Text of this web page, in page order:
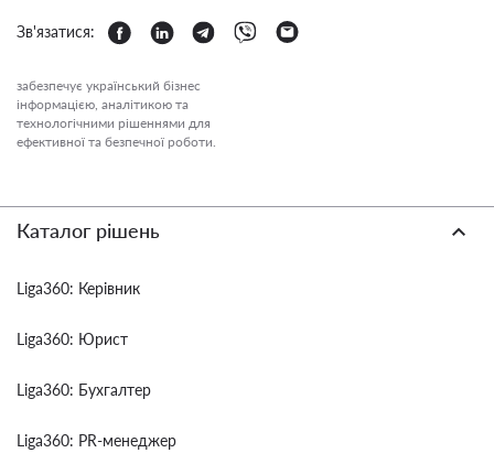
Зв'язатися:
забезпечує український бізнес
інформацією, аналітикою та
технологічними рішеннями для
ефективної та безпечної роботи.
Каталог рішень
Liga360: Керівник
Liga360: Юрист
Liga360: Бухгалтер
Liga360: PR-менеджер